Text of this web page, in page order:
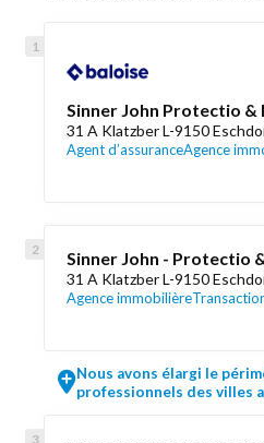
Sinner John Protectio &
31 A Klatzber L-9150
Agent d’assuranceAgence
Sinner John - Protectio
31 A Klatzber L-9150
Agence immobilière
Nous avons élargi le
professionnels des villes